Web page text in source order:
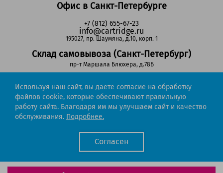
Офис в Санкт-Петербурге
+7 (812) 655-67-23
info@cartridge.ru
195027, пр. Шаумяна, д.10, корп. 1
Склад самовывоза (Санкт-Петербург)
пр-т Маршала Блюхера, д.78Б
Регионы РФ
8-800-302-51-53
(звонок бесплатный)
Cartridge.ru 2012-2026. Все права защищены
Используя наш сайт, вы даете согласие на обработку
файлов cookie, которые обеспечивают правильную
работу сайта. Благодаря им мы улучшаем сайт и качество
обслуживания. Подробнее.
Согласен